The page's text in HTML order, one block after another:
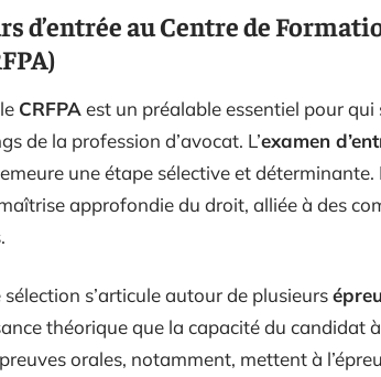
d’entrée au Centre de
CRFPA est un préalable essentiel pour
de la profession d’avocat. L’examen
une étape sélective et
approfondie du droit, alliée à des
sélection s’articule autour de plusieurs
théorique que la capacité du candidat
orales, notamment, mettent à